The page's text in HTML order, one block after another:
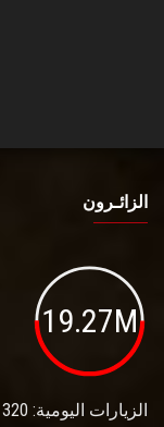
الزائـرون
19.27M
الزيارات اليومية: 320